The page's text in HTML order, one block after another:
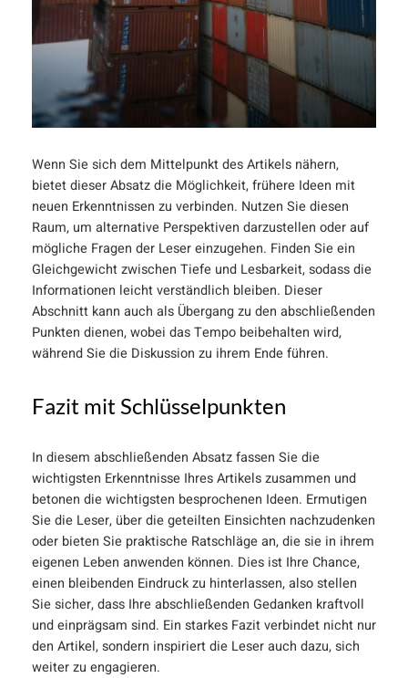
Wenn Sie sich dem Mittelpunkt des Artikels nähern,
bietet dieser Absatz die Möglichkeit, frühere Ideen mit
neuen Erkenntnissen zu verbinden. Nutzen Sie diesen
Raum, um alternative Perspektiven darzustellen oder auf
mögliche Fragen der Leser einzugehen. Finden Sie ein
Gleichgewicht zwischen Tiefe und Lesbarkeit, sodass die
Informationen leicht verständlich bleiben. Dieser
Abschnitt kann auch als Übergang zu den abschließenden
Punkten dienen, wobei das Tempo beibehalten wird,
während Sie die Diskussion zu ihrem Ende führen.
Fazit mit Schlüsselpunkten
In diesem abschließenden Absatz fassen Sie die
wichtigsten Erkenntnisse Ihres Artikels zusammen und
betonen die wichtigsten besprochenen Ideen. Ermutigen
Sie die Leser, über die geteilten Einsichten nachzudenken
oder bieten Sie praktische Ratschläge an, die sie in ihrem
eigenen Leben anwenden können. Dies ist Ihre Chance,
einen bleibenden Eindruck zu hinterlassen, also stellen
Sie sicher, dass Ihre abschließenden Gedanken kraftvoll
und einprägsam sind. Ein starkes Fazit verbindet nicht nur
den Artikel, sondern inspiriert die Leser auch dazu, sich
weiter zu engagieren.